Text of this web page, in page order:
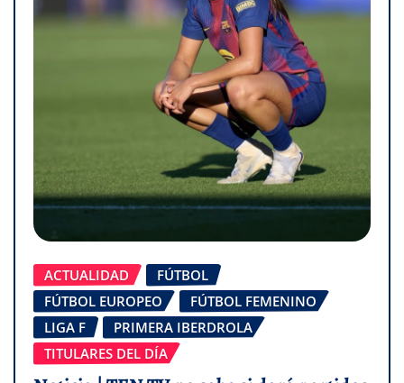
ACTUALIDAD
FÚTBOL
FÚTBOL EUROPEO
FÚTBOL FEMENINO
LIGA F
PRIMERA IBERDROLA
TITULARES DEL DÍA